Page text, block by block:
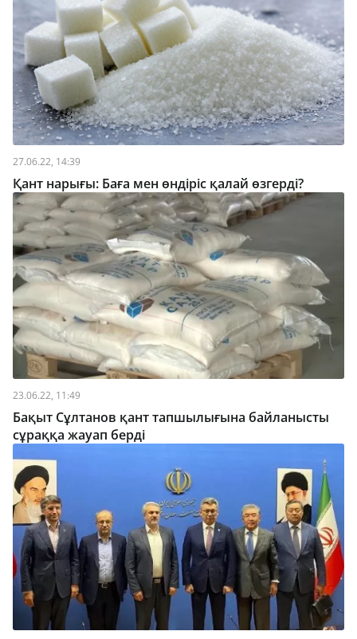
27.06.22, 14:39
Қант нарығы: Баға мен өндіріс қалай өзгерді?
23.06.22, 11:49
Бақыт Сұлтанов қант тапшылығына байланысты
сұраққа жауап берді